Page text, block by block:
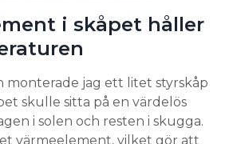
i skåpet håller
monterade jag ett litet styrskåp
skulle sitta på en värdelös
i solen och resten i skugga.
värmeelement, vilket gör att